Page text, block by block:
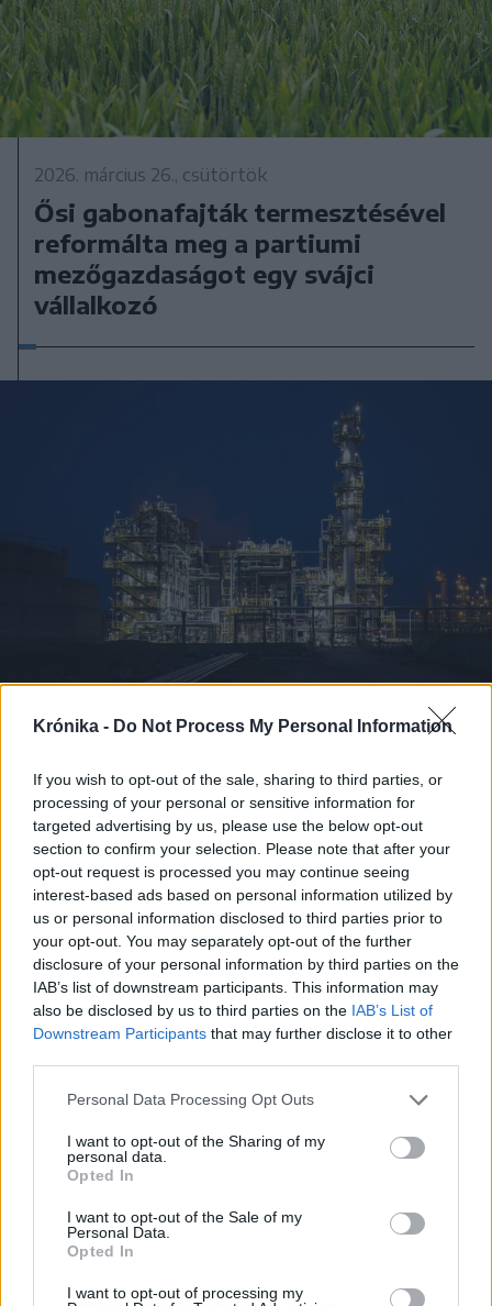
Krónika - Do Not Process My Personal Information
If you wish to opt-out of the sale, sharing to third parties, or
processing of your personal or sensitive information for
targeted advertising by us, please use the below opt-out
section to confirm your selection. Please note that after your
opt-out request is processed you may continue seeing
interest-based ads based on personal information utilized by
us or personal information disclosed to third parties prior to
your opt-out. You may separately opt-out of the further
disclosure of your personal information by third parties on the
IAB’s list of downstream participants. This information may
also be disclosed by us to third parties on the IAB’s List of
Downstream Participants that may further disclose it to other
Personal Data Processing Opt Outs
I want to opt-out of the Sharing of my
personal data.
Opted In
I want to opt-out of the Sale of my
Personal Data.
Opted In
I want to opt-out of processing my
2026. március 26., csütörtök
Ősi gabonafajták termesztésével
reformálta meg a partiumi
mezőgazdaságot egy svájci
vállalkozó
Bioüzemanyag-gyártásban
Délkelet-Európa élenjárója leszünk